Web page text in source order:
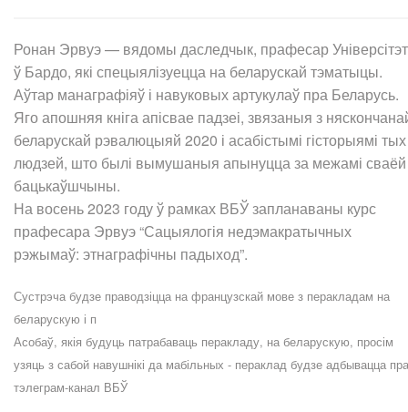
Ронан Эрвуэ — вядомы даследчык, прафесар
ў Бардо, які спецыялізуецца на беларускай тэматыцы.
Аўтар манаграфіяў і навуковых артукулаў пра Беларусь.
Яго апошняя кніга апісвае падзеі, звязаныя з
беларускай рэвалюцыяй 2020 і асабістымі гісторыямі тых
людзей, што былі вымушаныя апынуцца за межамі сваёй
бацькаўшчыны.
На восень 2023 году ў рамках ВБЎ запланаваны курс
прафесара Эрвуэ “Сацыялогія недэмакратычных
рэжымаў: этнаграфічны падыход”.
Сустрэча будзе праводзіцца на французскай мове з перакладам на
беларускую і п
Асобаў, якія будуць патрабаваць перакладу, на беларускую, просім
узяць з сабой навушнікі да мабільных - пераклад будзе адбывацца
тэлеграм-канал ВБЎ